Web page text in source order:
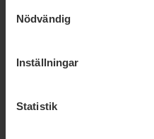
Nödvändig
Inställningar
Statistik
Användningsområden
bil * Mellan rullstol, stol,